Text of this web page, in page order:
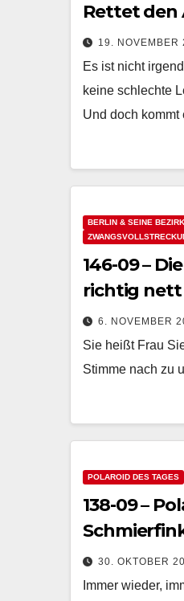
Rettet den
19. NOVEMBER
Es ist nicht
keine schlechte
Und doch
BERLIN & SEINE
146-09 –
richtig nett
6. NOVEMBER
Sie heißt Frau
Stimme nach zu
POLAROID DES TAGES
138-09 –
30. OKTOBER
Immer wieder,